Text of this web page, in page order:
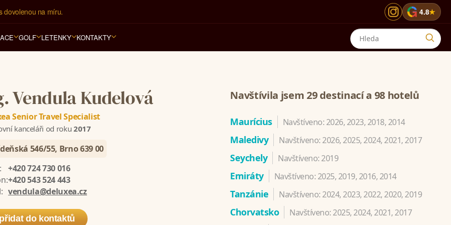
dovolenou na míru.
na luxusní dovolenou od 100.000 Kč. G 4.8★
GOLF LETENKY KONTAKTY
Vendula Kudelová
Senior Travel Specialist
kanceláři od roku2017
546/55, Brno 639 00
+420 724 730 016
+420 543 524 443
vendula@deluxea.cz
do kontaktů
Navštívila jsem 29 destinací a 98 hotelů
Maurícius Navštíveno: 2026, 2023, 2018, 2014
Maledivy Navštíveno: 2026, 2025, 2024, 2021, 2017
Seychely Navštíveno: 2019
Emiráty Navštíveno: 2025, 2019, 2016, 2014
Tanzánie Navštíveno: 2024, 2023, 2022, 2020, 2019
Chorvatsko Navštíveno: 2025, 2024, 2021, 2017